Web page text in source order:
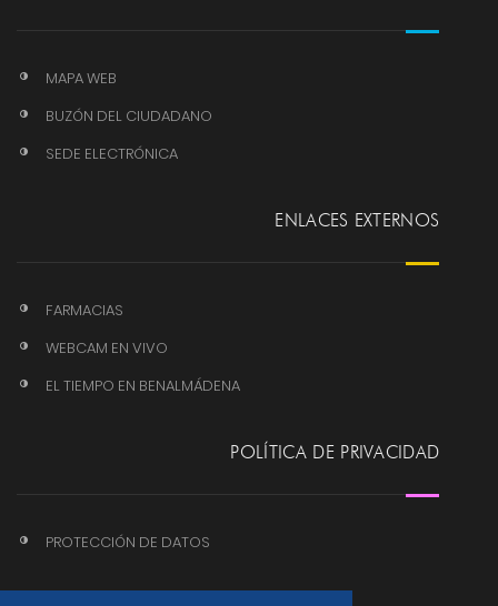
MAPA WEB
BUZÓN DEL CIUDADANO
SEDE ELECTRÓNICA
ENLACES EXTERNOS
FARMACIAS
WEBCAM EN VIVO
EL TIEMPO EN BENALMÁDENA
POLÍTICA DE PRIVACIDAD
PROTECCIÓN DE DATOS